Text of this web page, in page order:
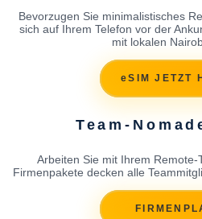
Bevorzugen Sie minimalistisches
sich auf Ihrem Telefon vor der
mit lokalen
eSIM JETZT
Team-
Arbeiten Sie mit Ihrem Remote-
Firmenpakete decken alle